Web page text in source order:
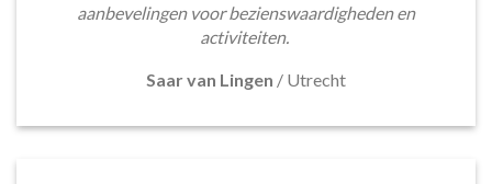
aanbevelingen voor bezienswaardigheden en
activiteiten.
Saar van Lingen / Utrecht